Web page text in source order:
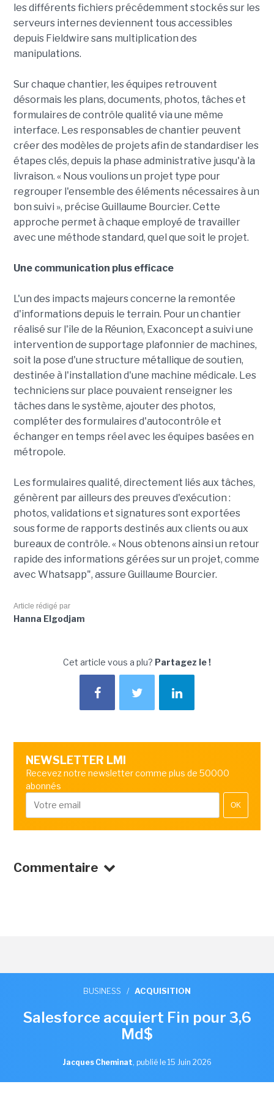
les différents fichiers précédemment stockés sur les
serveurs internes deviennent tous accessibles
depuis Fieldwire sans multiplication des
manipulations.
Sur chaque chantier, les équipes retrouvent
désormais les plans, documents, photos, tâches et
formulaires de contrôle qualité via une même
interface. Les responsables de chantier peuvent
créer des modèles de projets afin de standardiser les
étapes clés, depuis la phase administrative jusqu'à la
livraison. « Nous voulions un projet type pour
regrouper l'ensemble des éléments nécessaires à un
bon suivi », précise Guillaume Bourcier. Cette
approche permet à chaque employé de travailler
avec une méthode standard, quel que soit le projet.
Une communication plus efficace
L'un des impacts majeurs concerne la remontée
d'informations depuis le terrain. Pour un chantier
réalisé sur l'île de la Réunion, Exaconcept a suivi une
intervention de supportage plafonnier de machines,
soit la pose d'une structure métallique de soutien,
destinée à l'installation d'une machine médicale. Les
techniciens sur place pouvaient renseigner les
tâches dans le système, ajouter des photos,
compléter des formulaires d'autocontrôle et
échanger en temps réel avec les équipes basées en
métropole.
Les formulaires qualité, directement liés aux tâches,
génèrent par ailleurs des preuves d'exécution :
photos, validations et signatures sont exportées
sous forme de rapports destinés aux clients ou aux
bureaux de contrôle. « Nous obtenons ainsi un retour
rapide des informations gérées sur un projet, comme
avec Whatsapp", assure Guillaume Bourcier.
Article rédigé par
Hanna Elgodjam
Cet article vous a plu? Partagez le !
NEWSLETTER LMI
Recevez notre newsletter comme plus de 50000
abonnés
OK
Commentaire
BUSINESS / ACQUISITION
Salesforce acquiert Fin pour 3,6
Md$
Jacques Cheminat, publié le 15 Juin 2026